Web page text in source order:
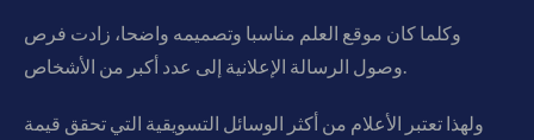
وكلما كان موقع العلم مناسبا وتصميمه واضحا، زادت فرص
وصول الرسالة الإعلانية إلى عدد أكبر من الأشخاص.
ولهذا تعتبر الأعلام من أكثر الوسائل التسويقية التي تحقق قيمة